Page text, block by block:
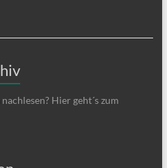
Hier geht´s zum